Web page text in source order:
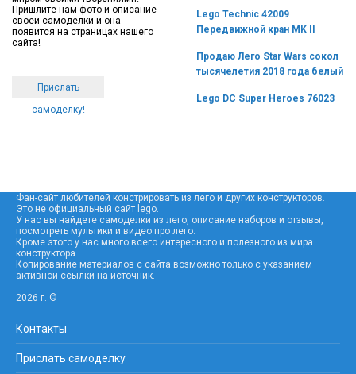
Пришлите нам фото и описание
своей самоделки и она
появится на страницах нашего
сайта!
Прислать
самоделку!
Lego Technic 42009
Передвижной кран MK II
Продаю Лего Star Wars сокол
тысячелетия 2018 года белый
Lego DC Super Heroes 76023
Фан-сайт любителей констрировать из лего и других конструкторов.
Это не официальный сайт lego.
У нас вы найдете самоделки из лего, описание наборов и отзывы,
посмотреть мультики и видео про лего.
Кроме этого у нас много всего интересного и полезного из мира
конструктора.
Копирование материалов с сайта возможно только с указанием
активной ссылки на источник.
2026 г. ©
Контакты
Прислать самоделку